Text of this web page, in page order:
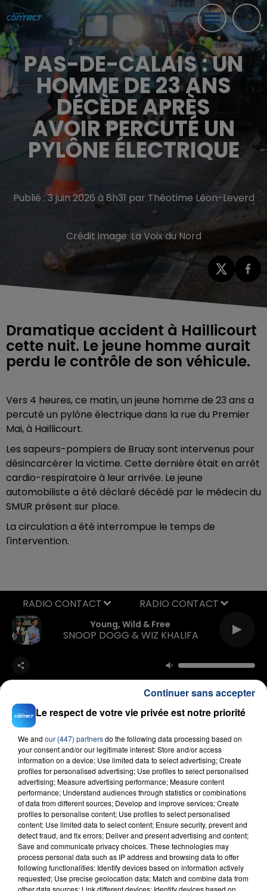
PAS-DE-CALAIS : UN
HOMME DE 23 ANS
DÉCÈDE APRÈS
AVOIR PERCUTÉ UN
PYLÔNE ÉLECTRIQUE
Publié : 3 juin 2026 à 8h31 par Théotime Léon-Leverd
Crédit image:La Voix du Nord
Dramatique accident à Haillicourt
cette nuit. Le jeune homme aurait
perdu le contrôle de son véhicule.
Vers 4 heures, ce matin, un jeune homme de 23 ans a
percuté un pylône électrique dans la rue du Premier
Mai, à Haillicourt.
Les sapeurs-pompiers de Bruay sont intervenus pour
désincarcérer la victime. Cette dernière était en arrêt
cardio-respiratoire à leur arrivée. Le jeune
automobiliste a été déclaré décédé par le médecin du
SMUR présent sur place.
La circulation a été interrompue le temps de
l'intervention.
Young, Wild & Free
SNOOP DOGG & WIZ KHALIFA
RADIO CONTACT
FIL D'ACTU
23 juillet 2026
INCENDIE MORTEL À LENS : UNE FEMME ET
SON BÉBÉ ENTRE LA VIE ET LA...
Le respect de votre vie privée est notre priorité
We and our (447) partnersdo the following data processing based on
your consent and/or our legitimate interest: Store and/or access
information on a device; Use limited data to select advertising; Create
profiles for personalised advertising; Use profiles to select personalised
advertising; Measure advertising performance; Measure content
performance; Understand audiences through statistics or combinations
of data from different sources; Develop and improve services; Create
profiles to personalise content; Use profiles to select personalised
content; Use limited data to select content; Ensure security, prevent and
detect fraud, and fix errors; Deliver and present advertising and content;
Save and communicate privacy choices. These technologies may
process personal data such as IP address and browsing data to offer
following functionalities: Identify devices based on information actively
requested; Use precise geolocation data; Match and combine data from
other data sources; Link different devices; Identify devices based on
Continuer sans accepter